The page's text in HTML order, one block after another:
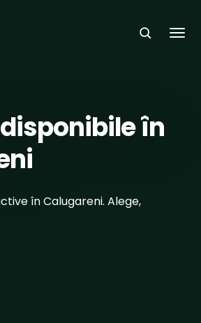
în
în Calugareni. Alege,